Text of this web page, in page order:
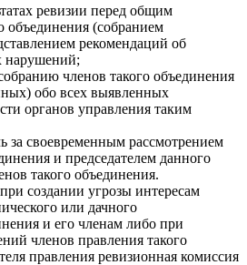
ревизии перед общим
объединения (собранием
рекомендаций об
нарушений;
членов такого объединения
обо всех выявленных
органов управления таким
за своевременным рассмотрением
и председателем данного
такого объединения.
создании угрозы интересам
или дачного
и его членам либо при
членов правления такого
правления ревизионная комиссия